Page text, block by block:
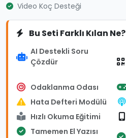
Video Koç Desteği
Bu Seti Farklı Kılan Ne?
AI Destekli Soru
Çözdür
Odaklanma Odası
Hata Defteri Modülü
Hızlı Okuma Eğitimi
Tamemen El Yazısı